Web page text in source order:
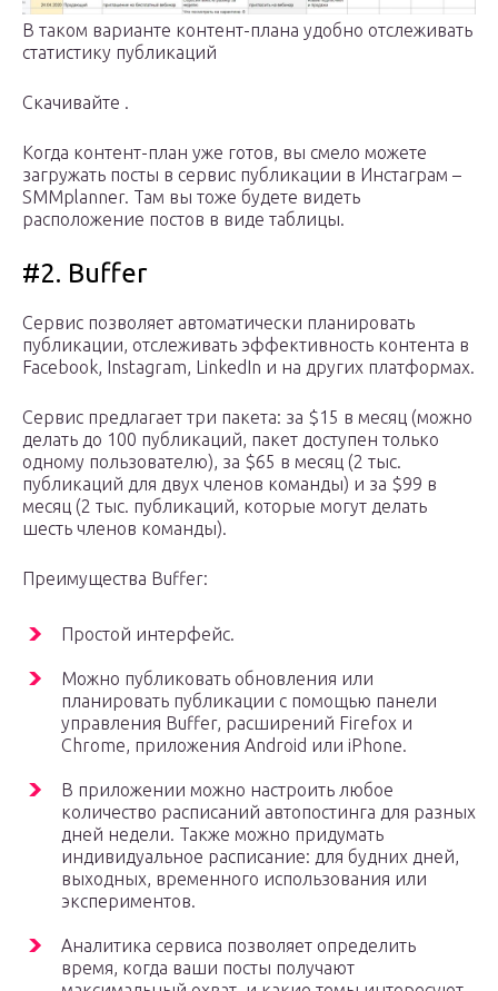
В таком варианте контент-плана удобно отслеживать
статистику публикаций
Скачивайте .
Когда контент-план уже готов, вы смело можете
загружать посты в сервис публикации в Инстаграм –
SMMplanner. Там вы тоже будете видеть
расположение постов в виде таблицы.
#2. Buffer
Сервис позволяет автоматически планировать
публикации, отслеживать эффективность контента в
Facebook, Instagram, LinkedIn и на других платформах.
Сервис предлагает три пакета: за $15 в месяц (можно
делать до 100 публикаций, пакет доступен только
одному пользователю), за $65 в месяц (2 тыс.
публикаций для двух членов команды) и за $99 в
месяц (2 тыс. публикаций, которые могут делать
шесть членов команды).
Преимущества Buffer:
Простой интерфейс.
Можно публиковать обновления или
планировать публикации с помощью панели
управления Buffer, расширений Firefox и
Chrome, приложения Android или iPhone.
В приложении можно настроить любое
количество расписаний автопостинга для разных
дней недели. Также можно придумать
индивидуальное расписание: для будних дней,
выходных, временного использования или
экспериментов.
Аналитика сервиса позволяет определить
время, когда ваши посты получают